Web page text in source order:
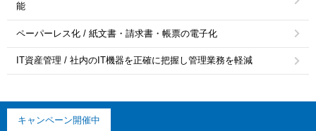
能
ペーパーレス化 / 紙文書・請求書・帳票の電子化
IT資産管理 / 社内のIT機器を正確に把握し管理業務を軽減
キャンペーン開催中